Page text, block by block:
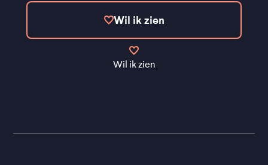
Wil ik zien
Wil ik zien